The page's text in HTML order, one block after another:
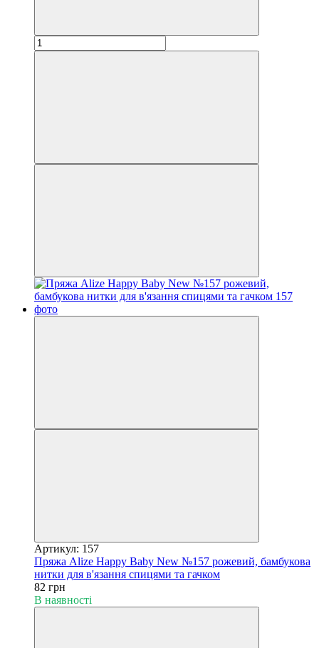
Артикул: 157
Пряжа Alize Happy Baby New №157 рожевий, бамбукова
нитки для в'язання спицями та гачком
82 грн
В наявності